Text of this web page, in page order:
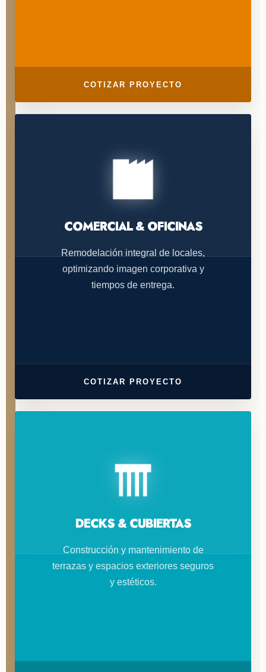
COTIZAR PROYECTO
COMERCIAL & OFICINAS
Remodelación integral de locales,
optimizando imagen corporativa y
tiempos de entrega.
COTIZAR PROYECTO
DECKS & CUBIERTAS
Construcción y mantenimiento de
terrazas y espacios exteriores seguros
y estéticos.